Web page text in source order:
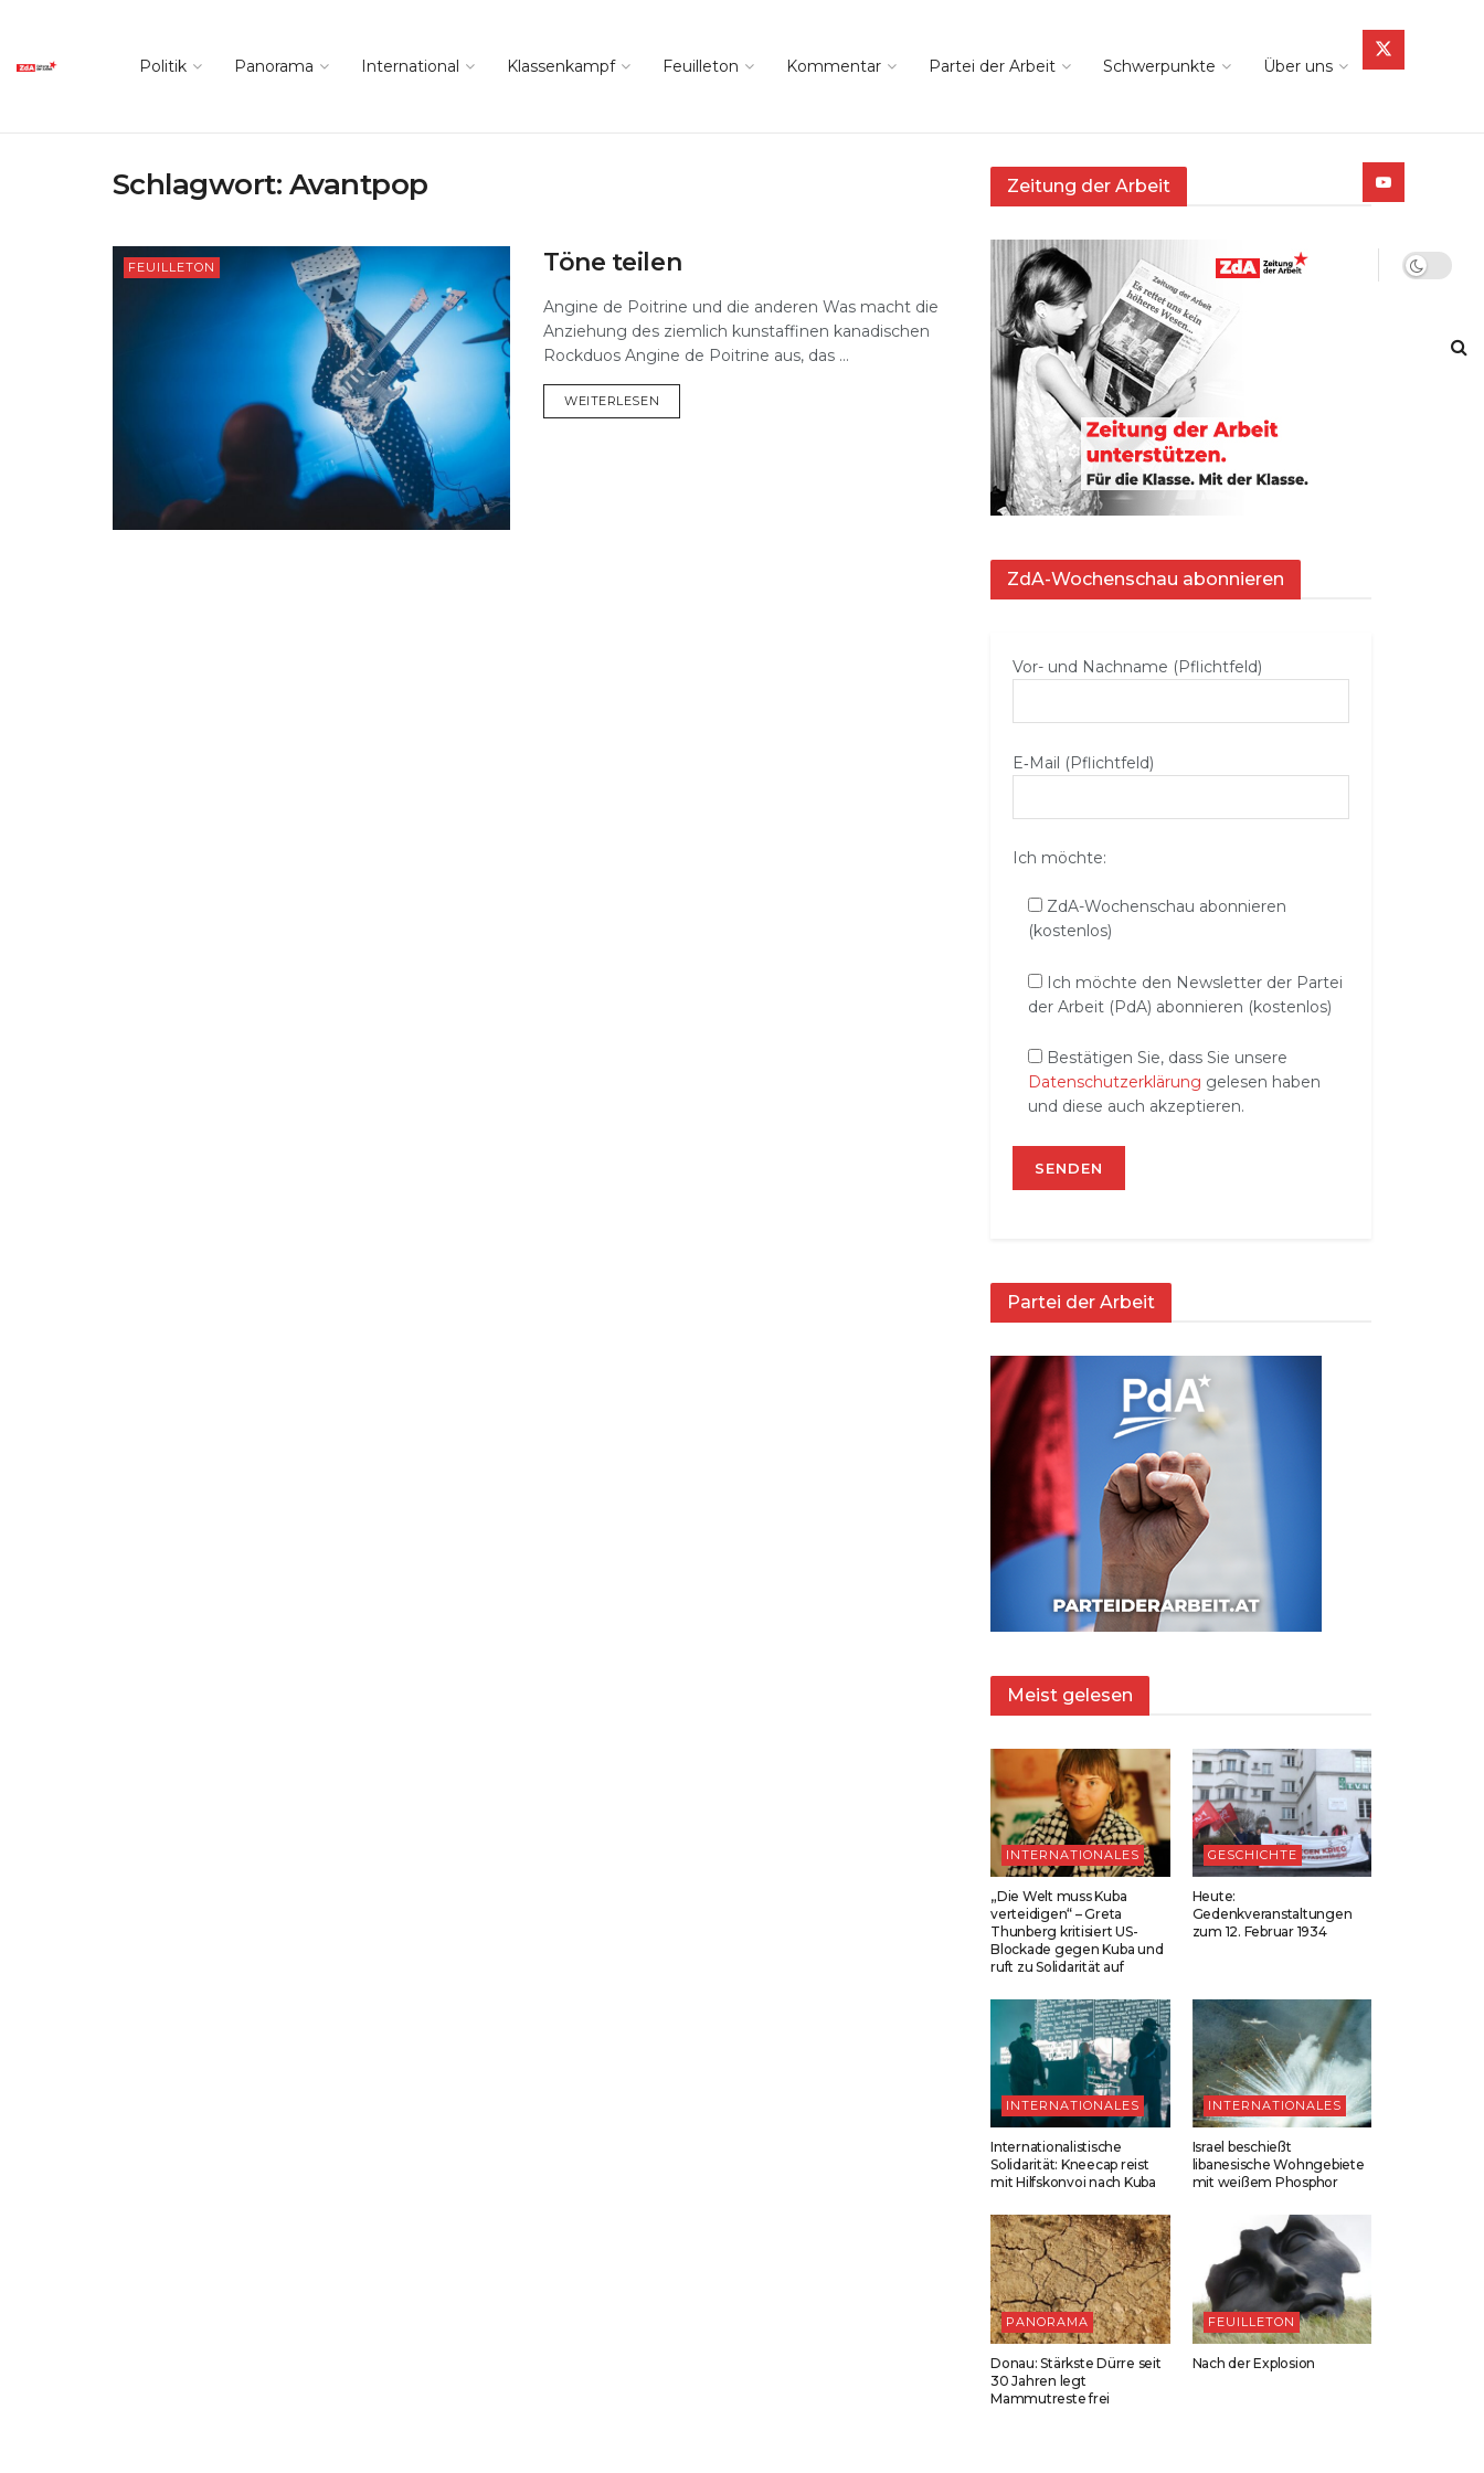
Politik Panorama International Klassenkampf Feuilleton Kommentar Partei der Arbeit Schwerpunkte Über uns
Schlagwort: Avantpop
FEUILLETON Töne teilen
Angine de Poitrine und die anderen Was macht die
Anziehung des ziemlich kunstaffinen kanadischen
Rockduos Angine de Poitrine aus, das ...
WEITERLESEN
Zeitung der Arbeit
ZdA-Wochenschau abonnieren
Vor- und Nachname (Pflichtfeld)
E‑Mail (Pflichtfeld)
Ich möchte:
ZdA-Wochenschau abonnieren
(kostenlos)
Ich möchte den Newsletter der Partei
der Arbeit (PdA) abonnieren (kostenlos)
Bestätigen Sie, dass Sie unsere
Datenschutzerklärung gelesen haben
und diese auch akzeptieren.
Partei der Arbeit
Meist gelesen
INTERNATIONALES
„Die Welt muss Kuba
verteidigen“ – Greta
Thunberg kritisiert US-
Blockade gegen Kuba und
ruft zu Solidarität auf
GESCHICHTE
Heute:
Gedenkveranstaltungen
zum 12. Februar 1934
INTERNATIONALES
Internationalistische
Solidarität: Kneecap reist
mit Hilfskonvoi nach Kuba
INTERNATIONALES
Israel beschießt
libanesische Wohngebiete
mit weißem Phosphor
PANORAMA
Donau: Stärkste Dürre seit
30 Jahren legt
Mammutreste frei
FEUILLETON
Nach der Explosion